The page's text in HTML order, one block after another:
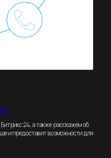
24, а также расскажем об
и предоставят возможности для